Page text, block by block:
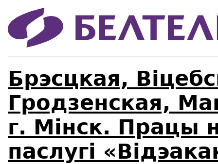
Брэсцкая,
Гродзенская,
г. Мінск. Працы
паслугі